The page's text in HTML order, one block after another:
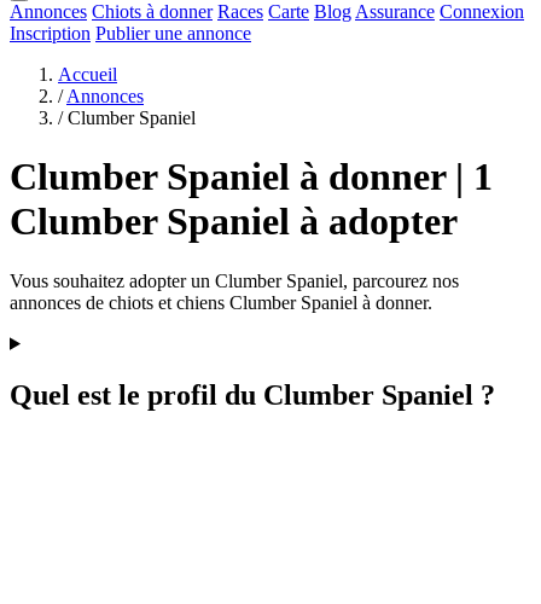
Annonces Chiots à donner Races Carte Blog Assurance Connexion
Inscription Publier une annonce
Accueil
/ Annonces
/ Clumber Spaniel
Clumber Spaniel à donner | 1
Clumber Spaniel à adopter
Vous souhaitez adopter un Clumber Spaniel, parcourez nos
annonces de chiots et chiens Clumber Spaniel à donner.
Quel est le profil du Clumber Spaniel ?